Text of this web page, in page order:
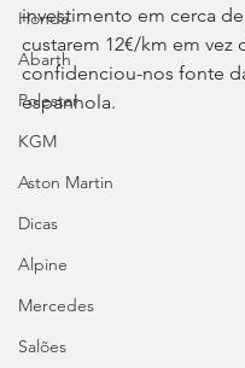
Honda
Abarth
Polestar
KGM
Aston Martin
Dicas
Alpine
Mercedes
Salões
investimento em cerca
custarem 12€/km em vez
confidenciou-nos fonte
espanhola.